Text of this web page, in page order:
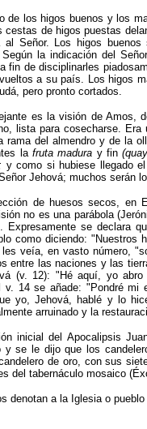
de los higos buenos y los
cestas de higos puestas
al Señor. Los higos
la indicación del
fin de disciplinarles
a su país. Los higos
pero pronto cortados.
es la visión de Amos,
lista para cosecharse.
rama del almendro y de la
lafruta madura y fin
y como si hubiese llegado
Jehová; muchos serán
de huesos secos, en
no es una parábola
Expresamente se declara
como diciendo: "Nuestros
veía, en vasto número,
entre las naciones y las
(v. 12): "Hé aquí, yo
v. 14 se añade: "Pondré
yo, Jehová, hablé y lo
arruinado y la
inicial del Apocalipsis
y se le dijo que los
de oro, con sus
del tabernáculo mosaico
denotan a la Iglesia o